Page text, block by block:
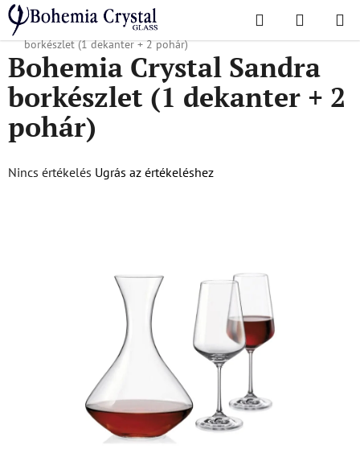
Ugrás
fő
tartalomhoz
Keresés KOSÁR
Kezdőlap
/ Népszerű kollekciók / Sandra
Bohemia Crystal Sandra
borkészlet (1 dekanter + 2 pohár)
Bohemia Crystal Sandra
borkészlet (1 dekanter + 2
pohár)
A
Nincs értékelés Ugrás az értékeléshez